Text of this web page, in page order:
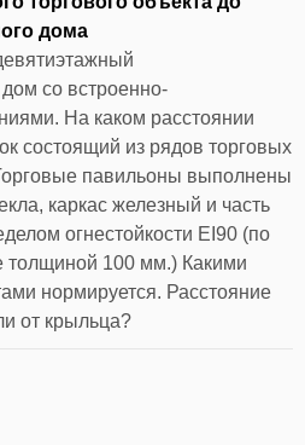
дома
со встроенно-
На каком расстоянии
состоящий из рядов торговых
павильоны выполнены
каркас железный и часть
огнестойкости EI90 (по
толщиной 100 мм.) Какими
нормируется. Расстояние
от крыльца?